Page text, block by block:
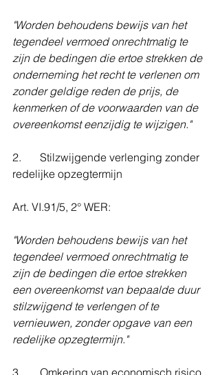
"Worden behoudens bewijs van het
tegendeel vermoed onrechtmatig te
zijn de bedingen die ertoe strekken de
onderneming het recht te verlenen om
zonder geldige reden de prijs, de
kenmerken of de voorwaarden van de
overeenkomst eenzijdig te wijzigen."
2. 	Stilzwijgende verlenging zonder
redelijke opzegtermijn
Art. VI.91/5, 2° WER:
"Worden behoudens bewijs van het
tegendeel vermoed onrechtmatig te
zijn de bedingen die ertoe strekken
een overeenkomst van bepaalde duur
stilzwijgend te verlengen of te
vernieuwen, zonder opgave van een
redelijke opzegtermijn."
3. 	Omkering van economisch risico